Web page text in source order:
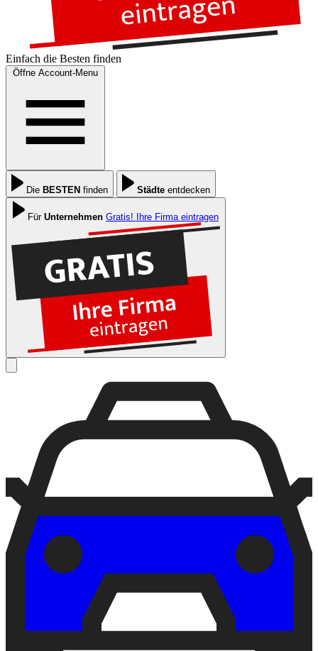
Einfach die Besten finden
Öffne Account-Menu
Die BESTEN finden Städte entdecken
Für Unternehmen Gratis! Ihre Firma eintragen